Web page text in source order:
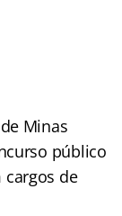
Minas
público
cargos de